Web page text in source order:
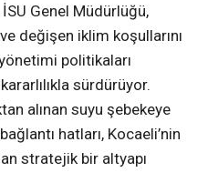
Genel Müdürlüğü,
değişen iklim koşullarını
politikaları
sürdürüyor.
alınan suyu şebekeye
hatları, Kocaeli’nin
stratejik bir altyapı